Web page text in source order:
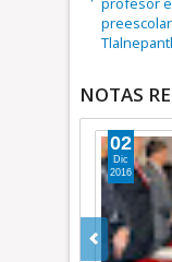
NOTAS
24
Abr
2024